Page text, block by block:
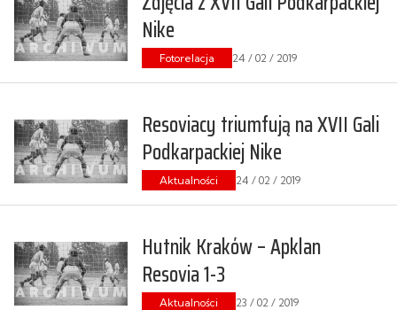
Nike
Fotorelacja 24 / 02 / 2019
Resoviacy triumfują na XVII Gali
Podkarpackiej Nike
Aktualności 24 / 02 / 2019
Hutnik Kraków – Apklan
Resovia 1-3
Aktualności 23 / 02 / 2019